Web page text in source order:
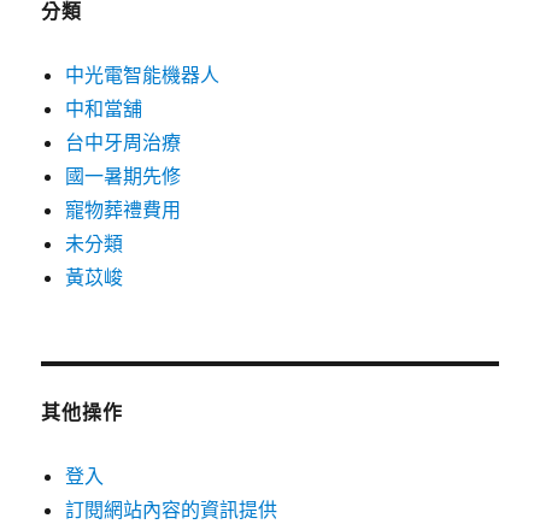
分類
中光電智能機器人
中和當舖
台中牙周治療
國一暑期先修
寵物葬禮費用
未分類
黃苡峻
其他操作
登入
訂閱網站內容的資訊提供